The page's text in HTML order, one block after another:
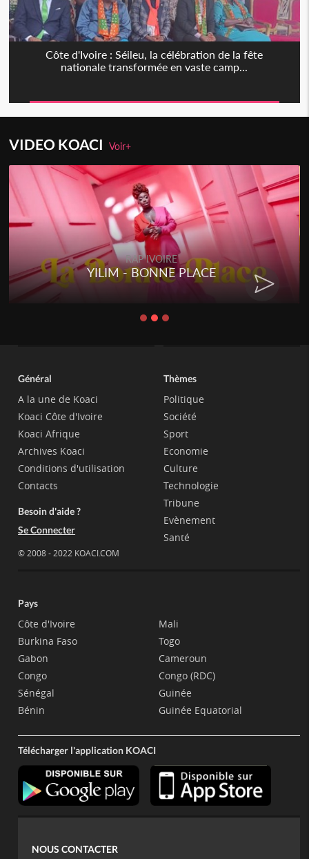
Côte d'Ivoire : Séileu, la célébration de la fête
nationale transformée en vaste camp...
VIDEO KOACIVoir+
RAP IVOIRE
YILIM - BONNE PLACE
Général
A la une de Koaci
Koaci Côte d'Ivoire
Koaci Afrique
Archives Koaci
Conditions d'utilisation
Contacts
Besoin d'aide ?
Se Connecter
© 2008 - 2022 KOACI.COM
Thèmes
Politique
Société
Sport
Economie
Culture
Technologie
Tribune
Evènement
Santé
Pays
Côte d'Ivoire
Burkina Faso
Gabon
Congo
Sénégal
Bénin
Mali
Togo
Cameroun
Congo (RDC)
Guinée
Guinée Equatorial
Télécharger l'application KOACI
NOUS CONTACTER